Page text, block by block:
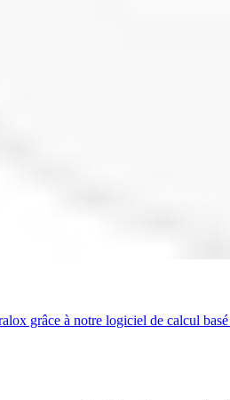
grâce à notre logiciel de calcul